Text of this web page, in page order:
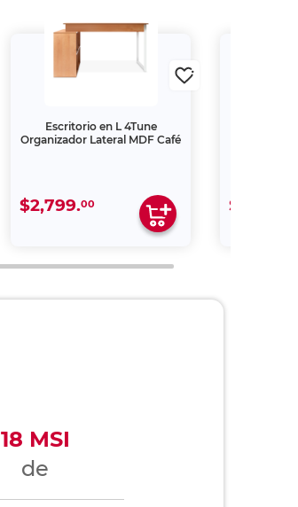
Escritorio en L 4Tune
Organizador Lateral MDF Café
$2,799.00 $7,699.
18 MSI
de